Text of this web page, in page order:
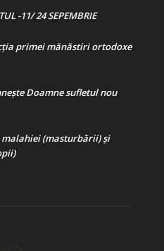
-11/ 24 SEPEMBRIE
primei mănăstiri ortodoxe
Doamne sufletul nou
malahiei (masturbării) şi